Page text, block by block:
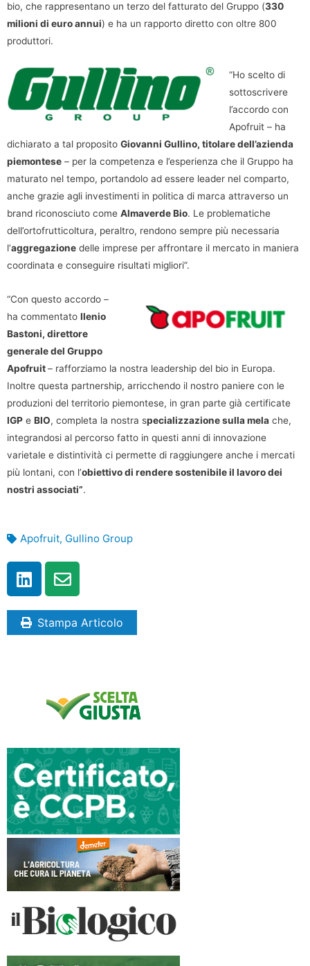
bio, che rappresentano un terzo del fatturato del Gruppo (330
milioni di euro annui) e ha un rapporto diretto con oltre 800
produttori.
“Ho scelto di
sottoscrivere
l’accordo con
Apofruit – ha
dichiarato a tal proposito Giovanni Gullino, titolare dell’azienda
piemontese – per la competenza e l’esperienza che il Gruppo ha
maturato nel tempo, portandolo ad essere leader nel comparto,
anche grazie agli investimenti in politica di marca attraverso un
brand riconosciuto come Almaverde Bio. Le problematiche
dell’ortofrutticoltura, peraltro, rendono sempre più necessaria
l’aggregazione delle imprese per affrontare il mercato in maniera
coordinata e conseguire risultati migliori”.
“Con questo accordo –
ha commentato Ilenio
Bastoni, direttore
generale del Gruppo
Apofruit– rafforziamo la nostra leadership del bio in Europa.
Inoltre questa partnership, arricchendo il nostro paniere con le
produzioni del territorio piemontese, in gran parte già certificate
IGP e BIO, completa la nostra specializzazione sulla mela che,
integrandosi al percorso fatto in questi anni di innovazione
varietale e distintività ci permette di raggiungere anche i mercati
più lontani, con l’obiettivo di rendere sostenibile il lavoro dei
nostri associati”.
Apofruit, Gullino Group
Stampa Articolo